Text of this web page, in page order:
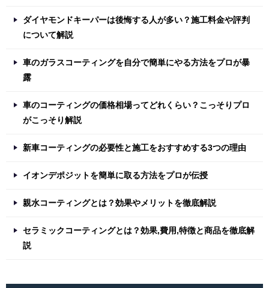
ダイヤモンドキーパーは後悔する人が多い？施工料金や評判
について解説
車のガラスコーティングを自分で簡単にやる方法をプロが暴
露
車のコーティングの価格相場ってどれくらい？こっそりプロ
がこっそり解説
新車コーティングの必要性と施工をおすすめする3つの理由
イオンデポジットを簡単に取る方法をプロが伝授
親水コーティングとは？効果やメリットを徹底解説
セラミックコーティングとは？効果,費用,特徴と商品を徹底解
説